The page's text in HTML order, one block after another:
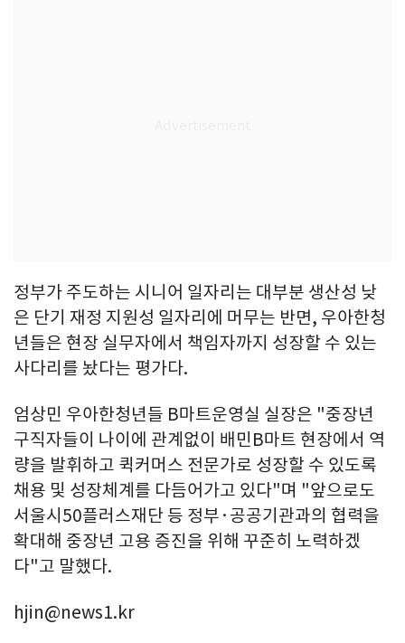
정부가 주도하는 시니어 일자리는 대부분 생산성 낮
은 단기 재정 지원성 일자리에 머무는 반면, 우아한청
년들은 현장 실무자에서 책임자까지 성장할 수 있는
사다리를 놨다는 평가다.
엄상민 우아한청년들 B마트운영실 실장은 "중장년
구직자들이 나이에 관계없이 배민B마트 현장에서 역
량을 발휘하고 퀵커머스 전문가로 성장할 수 있도록
채용 및 성장체계를 다듬어가고 있다"며 "앞으로도
서울시50플러스재단 등 정부·공공기관과의 협력을
확대해 중장년 고용 증진을 위해 꾸준히 노력하겠
다"고 말했다.
hjin@news1.kr